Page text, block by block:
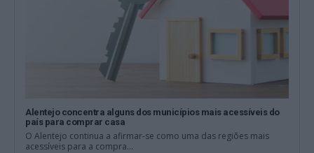
Alentejo concentra alguns dos municípios mais acessíveis do
país para comprar casa
O Alentejo continua a afirmar-se como uma das regiões mais
acessíveis para a compra...